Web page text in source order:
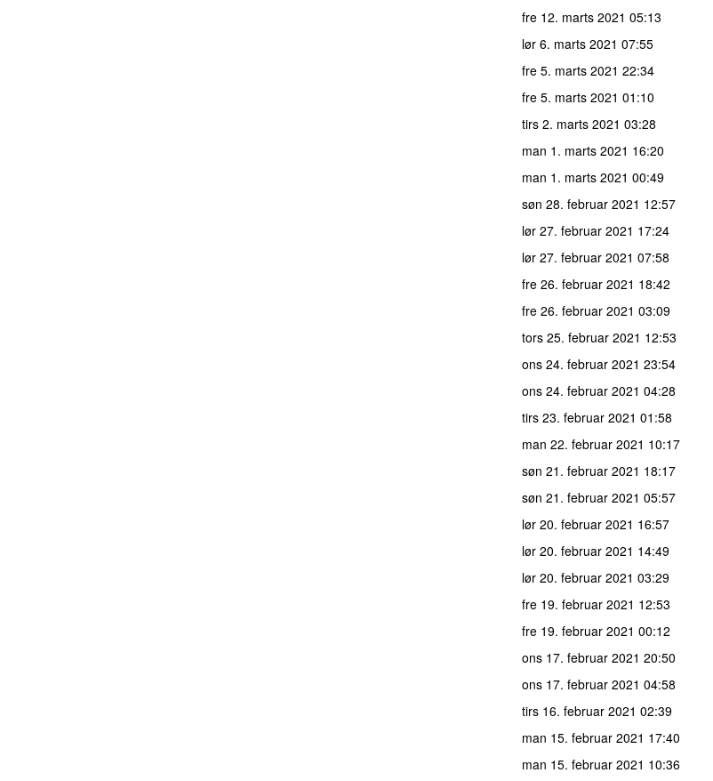
fre 12. marts 2021 05:13
lør 6. marts 2021 07:55
fre 5. marts 2021 22:34
fre 5. marts 2021 01:10
tirs 2. marts 2021 03:28
man 1. marts 2021 16:20
man 1. marts 2021 00:49
søn 28. februar 2021 12:57
lør 27. februar 2021 17:24
lør 27. februar 2021 07:58
fre 26. februar 2021 18:42
fre 26. februar 2021 03:09
tors 25. februar 2021 12:53
ons 24. februar 2021 23:54
ons 24. februar 2021 04:28
tirs 23. februar 2021 01:58
man 22. februar 2021 10:17
søn 21. februar 2021 18:17
søn 21. februar 2021 05:57
lør 20. februar 2021 16:57
lør 20. februar 2021 14:49
lør 20. februar 2021 03:29
fre 19. februar 2021 12:53
fre 19. februar 2021 00:12
ons 17. februar 2021 20:50
ons 17. februar 2021 04:58
tirs 16. februar 2021 02:39
man 15. februar 2021 17:40
man 15. februar 2021 10:36